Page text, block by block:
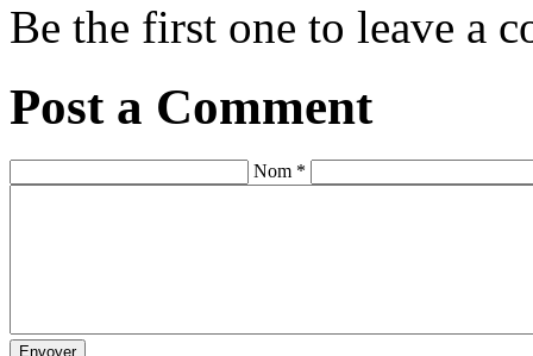
Be the first one to leave a
Post a Comment
Nom *